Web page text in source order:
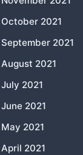
October 2021
September 2021
August 2021
July 2021
June 2021
May 2021
April 2021